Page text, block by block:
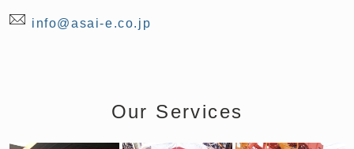
info@asai-e.co.jp
Our Services